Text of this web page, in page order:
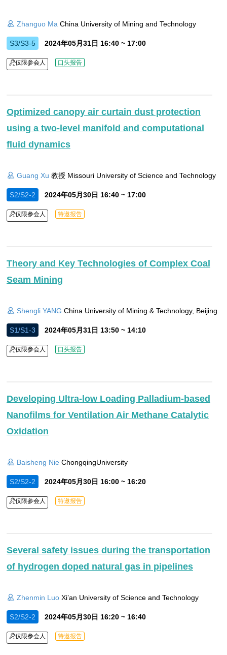
Zhanguo Ma China University of Mining and Technology
S3/S3-5 2024年05月31日 16:40 ~ 17:00
仅限参会人 口头报告
Optimized canopy air curtain dust protection
using a two-level manifold and computational
fluid dynamics
Guang Xu 教授 Missouri University of Science and Technology
S2/S2-2 2024年05月30日 16:40 ~ 17:00
仅限参会人 特邀报告
Theory and Key Technologies of Complex Coal
Seam Mining
Shengli YANG China University of Mining & Technology, Beijing
S1/S1-3 2024年05月31日 13:50 ~ 14:10
仅限参会人 口头报告
Developing Ultra-low Loading Palladium-based
Nanofilms for Ventilation Air Methane Catalytic
Oxidation
Baisheng Nie ChongqingUniversity
S2/S2-2 2024年05月30日 16:00 ~ 16:20
仅限参会人 特邀报告
Several safety issues during the transportation
of hydrogen doped natural gas in pipelines
Zhenmin Luo Xi’an University of Science and Technology
S2/S2-2 2024年05月30日 16:20 ~ 16:40
仅限参会人 特邀报告